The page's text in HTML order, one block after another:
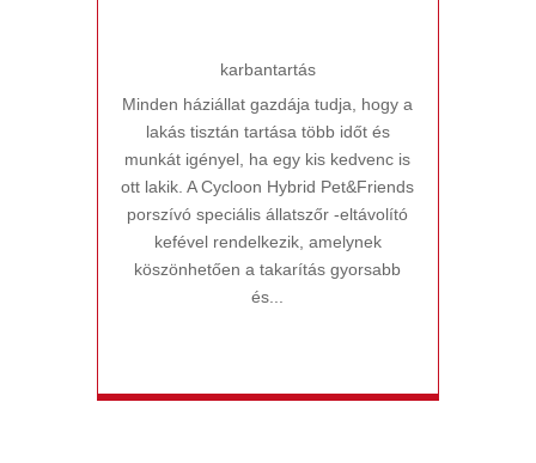
karbantartás
Minden háziállat gazdája tudja, hogy a
lakás tisztán tartása több időt és
munkát igényel, ha egy kis kedvenc is
ott lakik. A Cycloon Hybrid Pet&Friends
porszívó speciális állatszőr -eltávolító
kefével rendelkezik, amelynek
köszönhetően a takarítás gyorsabb
és...